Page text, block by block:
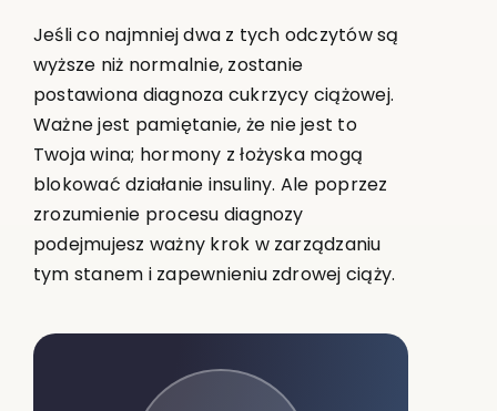
Jeśli co najmniej dwa z tych odczytów są
wyższe niż normalnie, zostanie
postawiona diagnoza cukrzycy ciążowej.
Ważne jest pamiętanie, że nie jest to
Twoja wina; hormony z łożyska mogą
blokować działanie insuliny. Ale poprzez
zrozumienie procesu diagnozy
podejmujesz ważny krok w zarządzaniu
tym stanem i zapewnieniu zdrowej ciąży.